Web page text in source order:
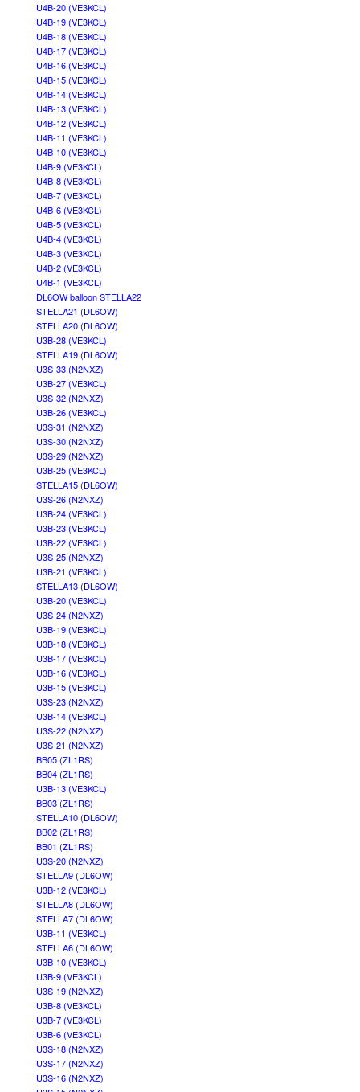
U4B-20 (VE3KCL)
U4B-19 (VE3KCL)
U4B-18 (VE3KCL)
U4B-17 (VE3KCL)
U4B-16 (VE3KCL)
U4B-15 (VE3KCL)
U4B-14 (VE3KCL)
U4B-13 (VE3KCL)
U4B-12 (VE3KCL)
U4B-11 (VE3KCL)
U4B-10 (VE3KCL)
U4B-9 (VE3KCL)
U4B-8 (VE3KCL)
U4B-7 (VE3KCL)
U4B-6 (VE3KCL)
U4B-5 (VE3KCL)
U4B-4 (VE3KCL)
U4B-3 (VE3KCL)
U4B-2 (VE3KCL)
U4B-1 (VE3KCL)
DL6OW balloon STELLA22
STELLA21 (DL6OW)
STELLA20 (DL6OW)
U3B-28 (VE3KCL)
STELLA19 (DL6OW)
U3S-33 (N2NXZ)
U3B-27 (VE3KCL)
U3S-32 (N2NXZ)
U3B-26 (VE3KCL)
U3S-31 (N2NXZ)
U3S-30 (N2NXZ)
U3S-29 (N2NXZ)
U3B-25 (VE3KCL)
STELLA15 (DL6OW)
U3S-26 (N2NXZ)
U3B-24 (VE3KCL)
U3B-23 (VE3KCL)
U3B-22 (VE3KCL)
U3S-25 (N2NXZ)
U3B-21 (VE3KCL)
STELLA13 (DL6OW)
U3B-20 (VE3KCL)
U3S-24 (N2NXZ)
U3B-19 (VE3KCL)
U3B-18 (VE3KCL)
U3B-17 (VE3KCL)
U3B-16 (VE3KCL)
U3B-15 (VE3KCL)
U3S-23 (N2NXZ)
U3B-14 (VE3KCL)
U3S-22 (N2NXZ)
U3S-21 (N2NXZ)
BB05 (ZL1RS)
BB04 (ZL1RS)
U3B-13 (VE3KCL)
BB03 (ZL1RS)
STELLA10 (DL6OW)
BB02 (ZL1RS)
BB01 (ZL1RS)
U3S-20 (N2NXZ)
STELLA9 (DL6OW)
U3B-12 (VE3KCL)
STELLA8 (DL6OW)
STELLA7 (DL6OW)
U3B-11 (VE3KCL)
STELLA6 (DL6OW)
U3B-10 (VE3KCL)
U3B-9 (VE3KCL)
U3S-19 (N2NXZ)
U3B-8 (VE3KCL)
U3B-7 (VE3KCL)
U3B-6 (VE3KCL)
U3S-18 (N2NXZ)
U3S-17 (N2NXZ)
U3S-16 (N2NXZ)